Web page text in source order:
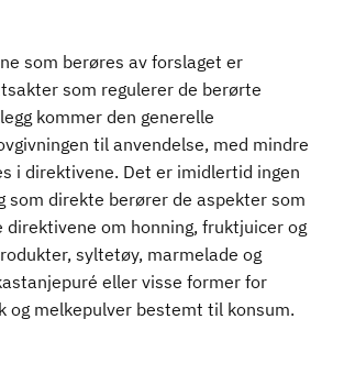
som berøres av forslaget er
som regulerer de berørte
kommer den generelle
til anvendelse, med mindre
i direktivene. Det er imidlertid ingen
som direkte berører de aspekter som
direktivene om honning, fruktjuicer og
syltetøy, marmelade og
eller visse former for
og melkepulver bestemt til konsum.